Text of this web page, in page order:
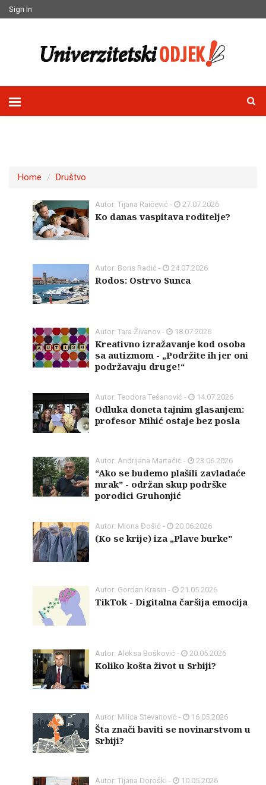
Sign In
Home Društvo
Autor: Tijana Raičević - 27.07.2026
Ko danas vaspitava roditelje?
Autor: Boris Radić - 24.07.2026
Rodos: Ostrvo Sunca
Autor: Tara Živanov - 18.07.2026
Kreativno izražavanje kod osoba
sa autizmom - „Podržite ih jer oni
podržavaju druge!“
Autor: Teodora Tešanović - 14.07.2026
Odluka doneta tajnim glasanjem:
profesor Mihić ostaje bez posla
Autor: Andrijana Martačić - 23.06.2026
“Ako se budemo plašili zavladaće
mrak” - održan skup podrške
porodici Gruhonjić
Autor: Miona Đošić - 20.06.2026
(Ko se krije) iza „Plave burke"
Autor: Gordan Krasin - 21.05.2026
TikTok - Digitalna čaršija emocija
Autor: Aleksa Bošković - 20.05.2026
Koliko košta život u Srbiji?
Autor: Milica Stevanović - 16.05.2026
Šta znači baviti se novinarstvom u
Srbiji?
Autor: Tijana Doroški - 10.05.2026